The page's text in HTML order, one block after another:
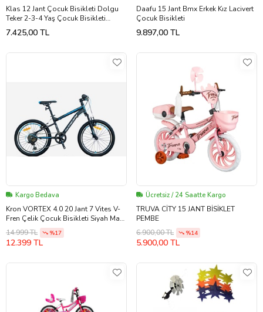
Klas 12 Jant Çocuk Bisikleti Dolgu
Teker 2-3-4 Yaş Çocuk Bisikleti
Kırmızı
7.425,00 TL
Daafu 15 Jant Bmx Erkek Kız Lacivert
Çocuk Bisikleti
9.897,00 TL
Kargo Bedava
Kron VORTEX 4.0 20 Jant 7 Vites V-
Fren Çelik Çocuk Bisikleti Siyah Mavi
Gri
14.999 TL %17
12.399 TL
Ücretsiz / 24 Saatte Kargo
TRUVA CİTY 15 JANT BİSİKLET
PEMBE
6.900,00 TL
%14
5.900,00 TL